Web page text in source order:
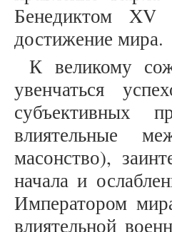
Бенедиктом XV
достижение мира.
К великому
увенчаться
субъективных
влиятельные
масонство),
начала и
Императором
влиятельной